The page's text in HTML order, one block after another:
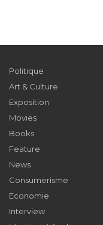
Politique
Art & Culture
Exposition
Movies
Books
Feature
News
Consumerisme
Economie
Interview